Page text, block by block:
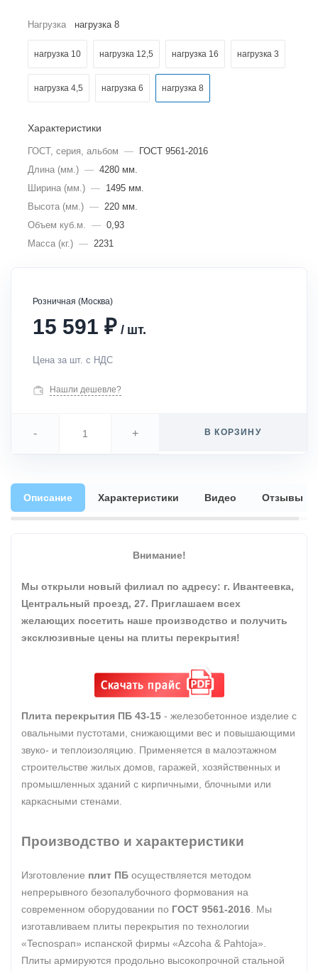
Нагрузка нагрузка 8
нагрузка 10 нагрузка 12,5 нагрузка 16 нагрузка 3
нагрузка 4,5 нагрузка 6 нагрузка 8
Характеристики
ГОСТ, серия, альбом —
ГОСТ 9561-2016
Длина (мм.) — 4280 мм.
Ширина (мм.) — 1495 мм.
Высота (мм.) — 220 мм.
Объем куб.м. — 0,93
Масса (кг.) — 2231
Розничная (Москва)
15 591 ₽ / шт.
Цена за шт. с НДС
Нашли дешевле?
- + В КОРЗИНУ
Описание Характеристики Видео Отзывы
Внимание!
Мы открыли новый филиал по адресу: г. Ивантеевка,
Центральный проезд, 27. Приглашаем всех
желающих посетить наше производство и получить
эксклюзивные цены на плиты перекрытия!
Плита перекрытия ПБ 43-15 - железобетонное изделие с
овальными пустотами, снижающими вес и повышающими
звуко- и теплоизоляцию. Применяется в малоэтажном
строительстве жилых домов, гаражей, хозяйственных и
промышленных зданий с кирпичными, блочными или
каркасными стенами.
Производство и характеристики
Изготовление плит ПБ осуществляется методом
непрерывного безопалубочного формования на
современном оборудовании по ГОСТ 9561-2016 . Мы
изготавливаем плиты перекрытия по технологии
«Tecnospan» испанской фирмы «Azcoha & Pahtoja».
Плиты армируются продольно высокопрочной стальной